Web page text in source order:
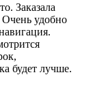
Заказала
Очень удобно
будет лучше.